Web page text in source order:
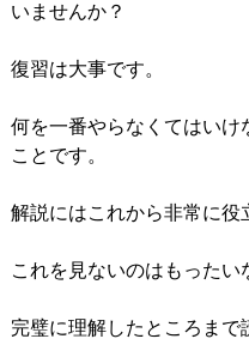
いませんか？
復習は大事です。
何を一番やらなくてはいけ
ことです。
解説にはこれから非常に役
これを見ないのはもったい
完璧に理解したところまで